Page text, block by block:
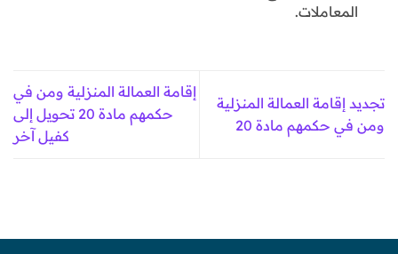
المعاملات.
تجديد إقامة العمالة المنزلية
ومن في حكمهم مادة 20
إقامة العمالة المنزلية ومن في
حكمهم مادة 20 تحويل إلى
كفيل آخر